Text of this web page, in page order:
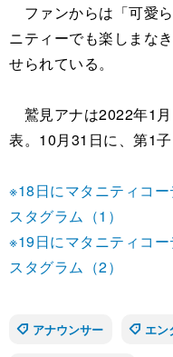
ファンからは「可愛
ニティーでも楽しまな
せられている。
鷲見アナは2022年1
表。10月31日に、第1
※18日にマタニティコ
スタグラム（1）
※19日にマタニティコ
スタグラム（2）
アナウンサー
エン